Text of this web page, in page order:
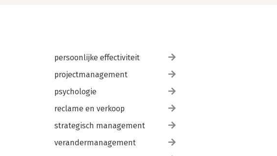
persoonlijke effectiviteit
projectmanagement
psychologie
reclame en verkoop
strategisch management
verandermanagement